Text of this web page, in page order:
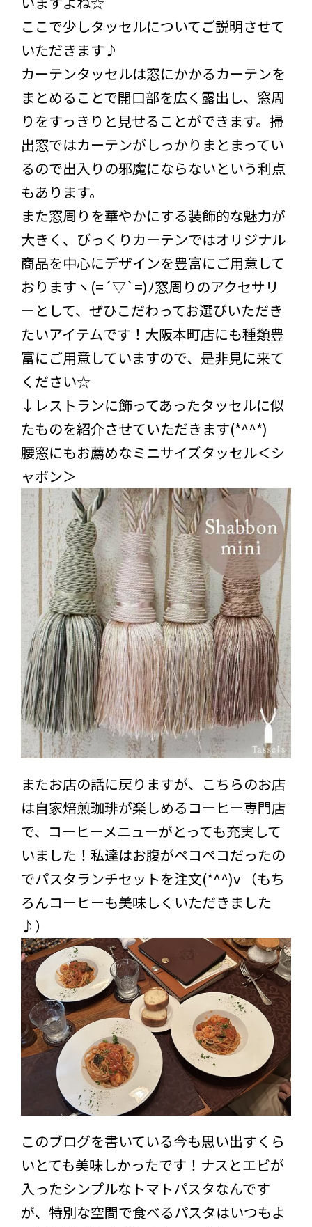
ここで少しタッセルについてご説明させて
いただきます♪
カーテンタッセルは窓にかかるカーテンを
まとめることで開口部を広く露出し、窓周
りをすっきりと見せることができます。掃
出窓ではカーテンがしっかりまとまってい
るので出入りの邪魔にならないという利点
もあります。
また窓周りを華やかにする装飾的な魅力が
大きく、びっくりカーテンではオリジナル
商品を中心にデザインを豊富にご用意して
おりますヽ(=´▽`=)ﾉ窓周りのアクセサリ
ーとして、ぜひこだわってお選びいただき
たいアイテムです！大阪本町店にも種類豊
富にご用意していますので、是非見に来て
ください☆
↓レストランに飾ってあったタッセルに似
たものを紹介させていただきます(*^^*)
腰窓にもお薦めなミニサイズタッセル＜シ
ャボン＞
またお店の話に戻りますが、こちらのお店
は自家焙煎珈琲が楽しめるコーヒー専門店
で、コーヒーメニューがとっても充実して
いました！私達はお腹がペコペコだったの
でパスタランチセットを注文(*^^)v （もち
ろんコーヒーも美味しくいただきました
♪）
このブログを書いている今も思い出すくら
いとても美味しかったです！ナスとエビが
入ったシンプルなトマトパスタなんです
が、特別な空間で食べるパスタはいつもよ